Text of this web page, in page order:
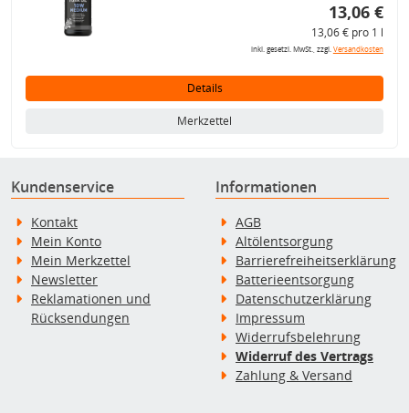
13,06 €
13,06 € pro 1 l
inkl. gesetzl. MwSt., zzgl.Versandkosten
Details
Merkzettel
Kundenservice
Kontakt
Mein Konto
Mein Merkzettel
Newsletter
Reklamationen und
Rücksendungen
Informationen
AGB
Altölentsorgung
Barrierefreiheitserklärung
Batterieentsorgung
Datenschutzerklärung
Impressum
Widerrufsbelehrung
Widerruf des Vertrags
Zahlung & Versand